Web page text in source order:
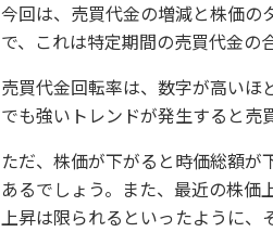
今回は、売買代金の増減と株価の
で、これは特定期間の売買代金の
売買代金回転率は、数字が高いほ
でも強いトレンドが発生すると売
ただ、株価が下がると時価総額
あるでしょう。また、最近の株価
上昇は限られるといったように、